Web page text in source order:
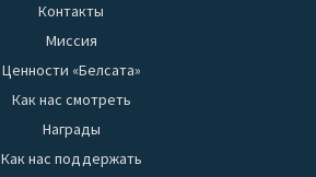
Контакты
Миссия
Ценности «Белсата»
Как нас смотреть
Награды
Как нас поддержать